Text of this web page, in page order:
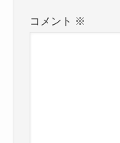
コメント ※